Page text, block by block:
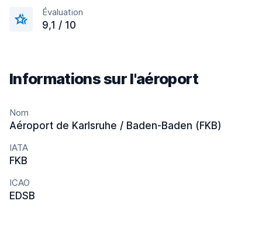
Évaluation
9,1 / 10
Informations sur l'aéroport
Nom
Aéroport de Karlsruhe / Baden-Baden (FKB)
IATA
FKB
ICAO
EDSB